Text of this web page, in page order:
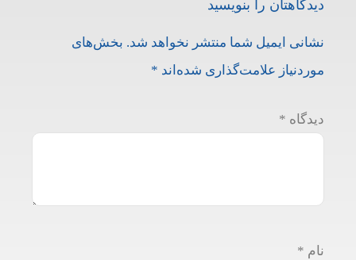
دیدگاهتان را بنویسید
نشانی ایمیل شما منتشر نخواهد شد. بخش‌های
موردنیاز علامت‌گذاری شده‌اند *
دیدگاه *
نام *